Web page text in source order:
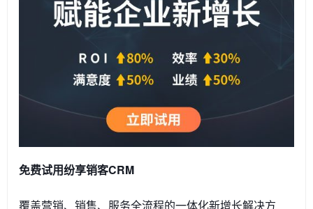
免费试用纷享销客CRM
覆盖营销、销售、服务全流程的一体化新增长解决方